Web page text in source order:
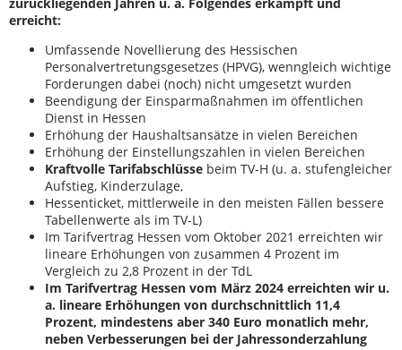
erreicht:
Umfassende Novellierung des Hessischen
Personalvertretungsgesetzes (HPVG), wenngleich wichtige
Forderungen dabei (noch) nicht umgesetzt wurden
Beendigung der Einsparmaßnahmen im öffentlichen
Dienst in Hessen
Erhöhung der Haushaltsansätze in vielen Bereichen
Erhöhung der Einstellungszahlen in vielen Bereichen
Kraftvolle Tarifabschlüsse beim TV-H (u. a. stufengleicher
Aufstieg, Kinderzulage,
Hessenticket, mittlerweile in den meisten Fällen bessere
Tabellenwerte als im TV-L)
Im Tarifvertrag Hessen vom Oktober 2021 erreichten wir
lineare Erhöhungen von zusammen 4 Prozent im
Vergleich zu 2,8 Prozent in der TdL
Im Tarifvertrag Hessen vom März 2024 erreichten wir u.
a. lineare Erhöhungen von durchschnittlich 11,4
Prozent, mindestens aber 340 Euro monatlich mehr,
neben Verbesserungen bei der Jahressonderzahlung